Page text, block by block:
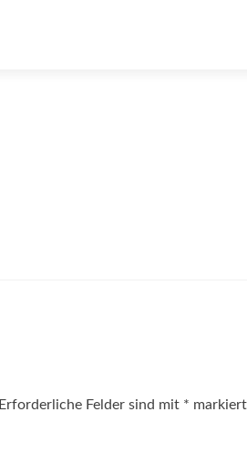
Erforderliche Felder sind mit * markiert